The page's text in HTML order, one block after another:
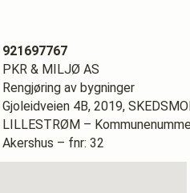
921697767
PKR & MILJØ AS
Rengjøring av bygninger
Gjoleidveien 4B, 2019,
LILLESTRØM –
Akershus – fnr: 32